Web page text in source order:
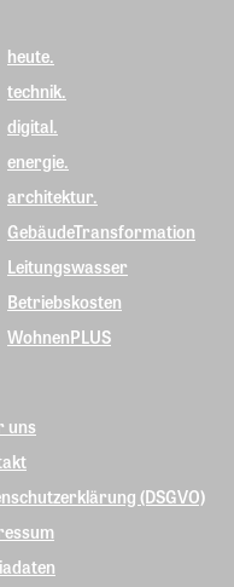
heute.
technik.
digital.
energie.
architektur.
GebäudeTransformation
Leitungswasser
Betriebskosten
WohnenPLUS
uns
(DSGVO)